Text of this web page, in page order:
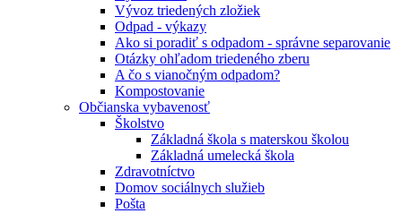
Vývoz triedených zložiek
Odpad - výkazy
Ako si poradiť s odpadom - správne separovanie
Otázky ohľadom triedeného zberu
A čo s vianočným odpadom?
Kompostovanie
Občianska vybavenosť
Školstvo
Základná škola s materskou školou
Základná umelecká škola
Zdravotníctvo
Domov sociálnych služieb
Pošta